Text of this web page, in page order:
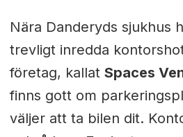
Nära Danderyds sjukhus
trevligt inredda
företag, kallat Spaces
finns gott om
väljer att ta bilen dit.